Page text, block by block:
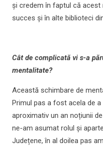
și credem în faptul că
succes și în alte biblioteci
Cât de complicată vi s-a
mentalitate?
Această schimbare de
Primul pas a fost acela de
aproximativ un an noțiunii
ne-am asumat rolul și
Județene, în al doilea pas